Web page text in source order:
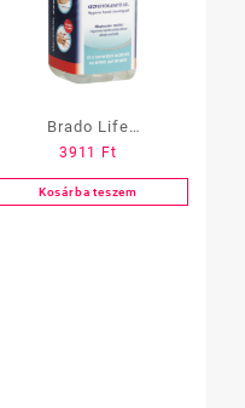
Brado Life
kézfertőtlenítő gél,1500
ml, pumpás
3911 Ft
Kosárba teszem